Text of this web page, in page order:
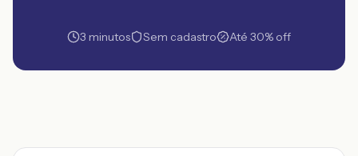
3 minutos Sem cadastro Até 30% off